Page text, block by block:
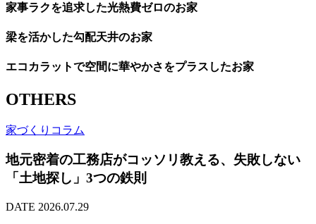
家事ラクを追求した光熱費ゼロのお家
梁を活かした勾配天井のお家
エコカラットで空間に華やかさをプラスしたお家
OTHERS
家づくりコラム
地元密着の工務店がコッソリ教える、失敗しない
「土地探し」3つの鉄則
DATE 2026.07.29